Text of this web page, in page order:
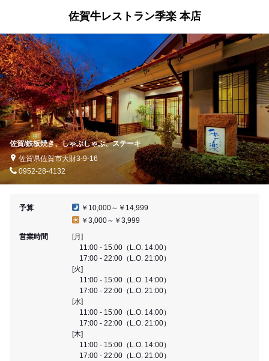
佐賀牛レストラン季楽 本店
佐賀/鉄板焼き、しゃぶしゃぶ、ステーキ
佐賀県佐賀市大財3-9-16
0952-28-4132
予算
￥10,000～￥14,999
￥3,000～￥3,999
営業時間
[月]
11:00 - 15:00（L.O. 14:00）
17:00 - 22:00（L.O. 21:00）
[火]
11:00 - 15:00（L.O. 14:00）
17:00 - 22:00（L.O. 21:00）
[水]
11:00 - 15:00（L.O. 14:00）
17:00 - 22:00（L.O. 21:00）
[木]
11:00 - 15:00（L.O. 14:00）
17:00 - 22:00（L.O. 21:00）